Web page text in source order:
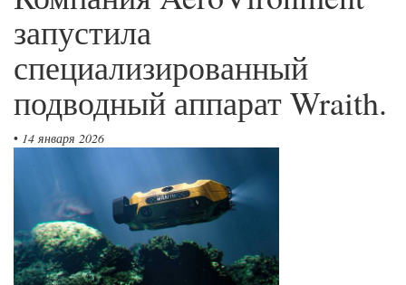
запустила
специализированный
подводный аппарат Wraith.
• 14 января 2026